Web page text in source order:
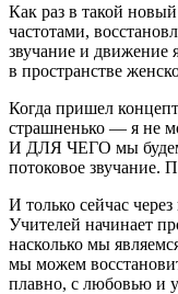
Как раз в такой
частотами,
звучание и движение
в пространстве
Когда пришел
страшненько — я не
И ДЛЯ ЧЕГО мы будем
потоковое звучание.
И только сейчас
Учителей начинает
насколько мы
мы можем
плавно, с любовью и